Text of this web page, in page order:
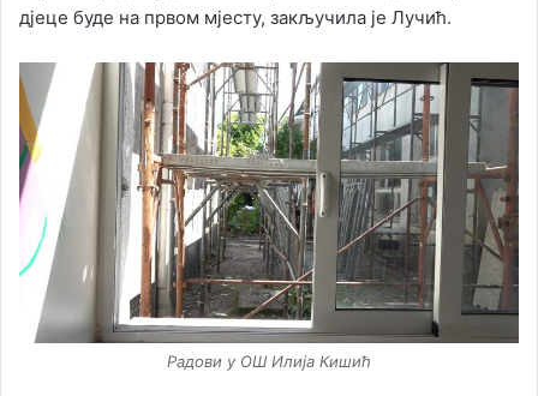
дјеце буде на првом мјесту, закључила је Лучић.
Радови у ОШ Илија Кишић